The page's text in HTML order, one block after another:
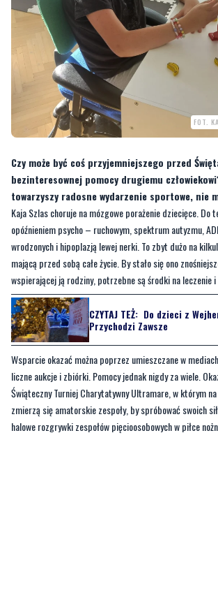
FOT.
Czy może być coś przyjemniejszego przed
bezinteresownej pomocy drugiemu
towarzyszy radosne wydarzenie sportowe, nie
Kaja Szlas choruje na mózgowe porażenie dziecięce. Do
opóźnieniem psycho – ruchowym, spektrum autyzmu,
wrodzonych i hipoplazją lewej nerki. To zbyt dużo na
mającą przed sobą całe życie. By stało się ono
wspierającej ją rodziny, potrzebne są środki na leczenie
CZYTAJ TEŻ: Do dzieci z
Przychodzi Zawsze
Wsparcie okazać można poprzez umieszczane w
liczne aukcje i zbiórki. Pomocy jednak nigdy za wiele.
Świąteczny Turniej Charytatywny Ultramare, w którym
zmierzą się amatorskie zespoły, by spróbować swoich
halowe rozgrywki zespołów pięcioosobowych w piłce